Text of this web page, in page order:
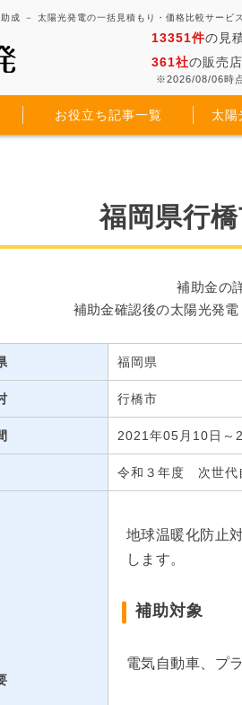
成 － 太陽光発電の一括見積もり・価格比較サービス
13351件の見
361社の販売
※2026/08/06時
お役立ち記事一覧 太陽
福岡県行
補助金の
補助金確認後の太陽光発
福岡県
行橋市
2021年05月10日～
令和３年度 次世代
地球温暖化防止
します。
補助対象
電気自動車、プ